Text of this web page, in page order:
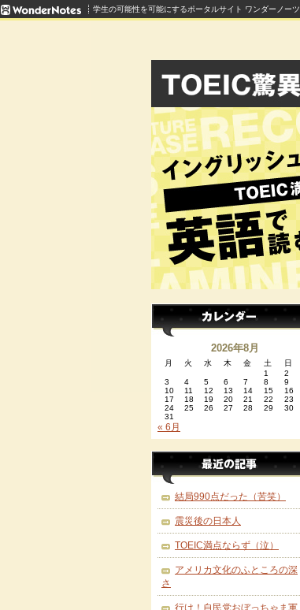
学生の可能性を可能にするポータルサイト ワンダーノーツ
2026年8月
月 火 水 木 金 土
日
1
2
3
4 5 6 7 8
9
10
11 12 13 14 15
16
17
18 19 20 21 22
23
24
25 26 27 28 29
30
31
« 6月
結局990点だった（苦笑）
震災後の日本人
TOEIC満点ならず（泣）
アメリカ文化のふところの深
さ
行け！自民党おぼっちゃま軍